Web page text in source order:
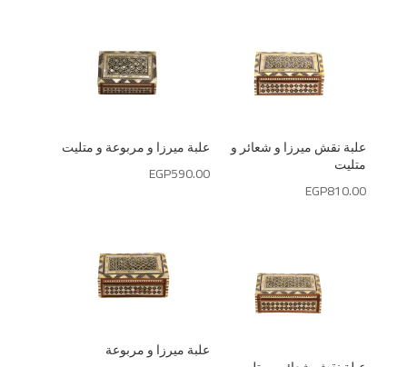
علبة ميرزا و مربوعة و متليت
EGP590.00
علبة نقش ميرزا و شعائر و
متليت
EGP810.00
علبة ميرزا و مربوعة